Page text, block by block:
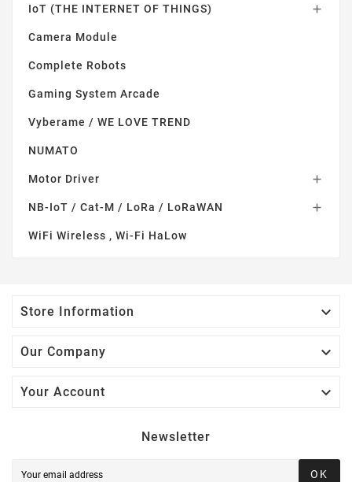
IoT (THE INTERNET OF THINGS) 
Camera Module
Complete Robots
Gaming System Arcade
Vyberame / WE LOVE TREND
NUMATO
Motor Driver 
NB-IoT / Cat-M / LoRa / LoRaWAN 
WiFi Wireless , Wi-Fi HaLow
Store Information 
Our Company 
Your Account 
Newsletter
OK